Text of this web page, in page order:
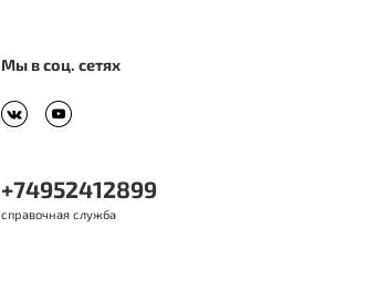
Мы в соц. сетях
+74952412899
справочная служба